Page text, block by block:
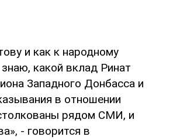
и как к народному
какой вклад Ринат
Западного Донбасса и
в отношении
рядом СМИ, и
- говорится в